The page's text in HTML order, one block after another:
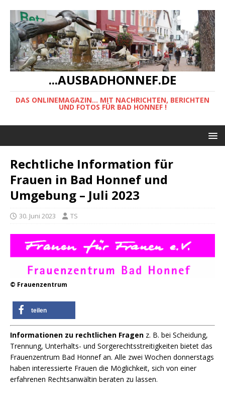
...AUSBADHONNEF.DE
DAS ONLINEMAGAZIN... MIT NACHRICHTEN, BERICHTEN
UND FOTOS FÜR BAD HONNEF !
Rechtliche Information für
Frauen in Bad Honnef und
Umgebung – Juli 2023
30. Juni 2023 TS
© Frauenzentrum
teilen
Informationen zu rechtlichen Fragen z. B. bei Scheidung,
Trennung, Unterhalts- und Sorgerechtsstreitigkeiten bietet das
Frauenzentrum Bad Honnef an. Alle zwei Wochen donnerstags
haben interessierte Frauen die Möglichkeit, sich von einer
erfahrenen Rechtsanwältin beraten zu lassen.